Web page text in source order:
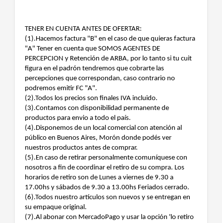
TENER EN CUENTA ANTES DE OFERTAR:
(1).Hacemos factura "B" en el caso de que quieras factura
"A" Tener en cuenta que SOMOS AGENTES DE
PERCEPCION y Retención de ARBA, por lo tanto si tu cuit
figura en el padrón tendremos que cobrarte las
percepciones que correspondan, caso contrario no
podremos emitir FC "A".
(2).Todos los precios son finales IVA incluido.
(3).Contamos con disponibilidad permanente de
productos para envio a todo el país.
(4).Disponemos de un local comercial con atención al
público en Buenos Aires, Morón donde podés ver
nuestros productos antes de comprar.
(5).En caso de retirar personalmente comuníquese con
nosotros a fin de coordinar el retiro de su compra. Los
horarios de retiro son de Lunes a viernes de 9.30 a
17.00hs y sábados de 9.30 a 13.00hs Feriados cerrado.
(6).Todos nuestro artículos son nuevos y se entregan en
su empaque original.
(7).Al abonar con MercadoPago y usar la opción 'lo retiro